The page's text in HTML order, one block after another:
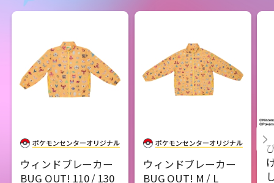
ウィンドブレーカー
BUG OUT! 110 / 130
ウィンドブレーカー
BUG OUT! M / L